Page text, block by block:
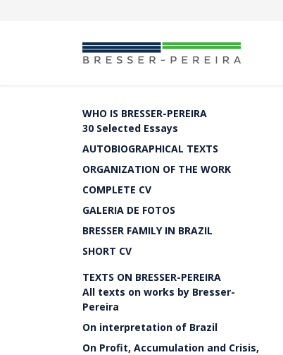
WHO IS BRESSER-PEREIRA
30 Selected Essays
AUTOBIOGRAPHICAL TEXTS
ORGANIZATION OF THE WORK
COMPLETE CV
GALERIA DE FOTOS
BRESSER FAMILY IN BRAZIL
SHORT CV
TEXTS ON BRESSER-PEREIRA
All texts on works by Bresser-
Pereira
On interpretation of Brazil
On Profit, Accumulation and Crisis,